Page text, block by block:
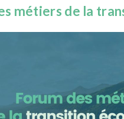
métiers de la